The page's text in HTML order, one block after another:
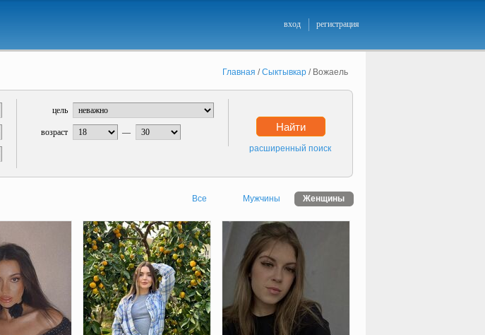
вход регистрация
Главная /Сыктывкар/ Вожаель
цель
возраст — Найти
расширенный поиск
Все Мужчины Женщины